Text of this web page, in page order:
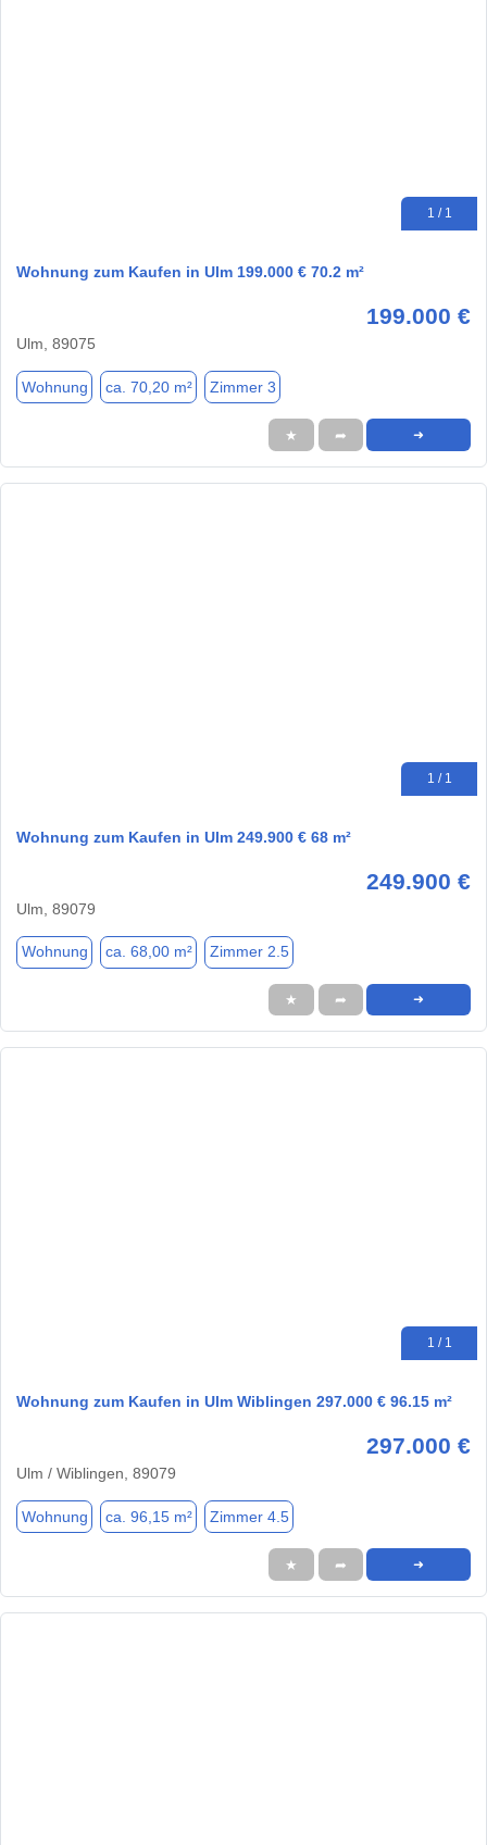
1 / 1
Wohnung zum Kaufen in Ulm 199.000 € 70.2 m²
199.000 €
Ulm, 89075
Wohnung ca. 70,20 m² Zimmer 3
★ ➦ ➜
1 / 1
Wohnung zum Kaufen in Ulm 249.900 € 68 m²
249.900 €
Ulm, 89079
Wohnung ca. 68,00 m² Zimmer 2.5
★ ➦ ➜
1 / 1
Wohnung zum Kaufen in Ulm Wiblingen 297.000 € 96.15 m²
297.000 €
Ulm / Wiblingen, 89079
Wohnung ca. 96,15 m² Zimmer 4.5
★ ➦ ➜